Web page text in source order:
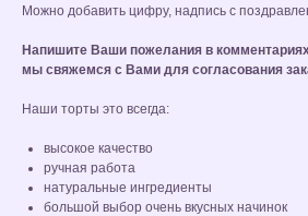
Можно добавить цифру, надпись с
Напишите Ваши пожелания в
мы свяжемся с Вами для согласования
Наши торты это всегда:
высокое качество
ручная работа
натуральные ингредиенты
большой выбор очень вкусных начинок